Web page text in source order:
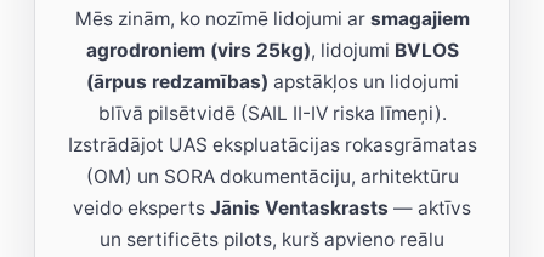
Mēs zinām, ko nozīmē lidojumi ar smagajiem
agrodroniem (virs 25kg), lidojumi BVLOS
(ārpus redzamības) apstākļos un lidojumi
blīvā pilsētvidē (SAIL II-IV riska līmeņi).
Izstrādājot UAS ekspluatācijas rokasgrāmatas
(OM) un SORA dokumentāciju, arhitektūru
veido eksperts Jānis Ventaskrasts — aktīvs
un sertificēts pilots, kurš apvieno reālu